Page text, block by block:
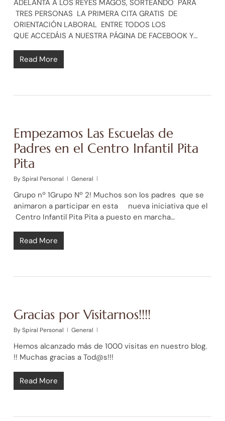
ADELANTA A LOS REYES MAGOS, SORTEANDO PARA
TRES PERSONAS LA PRIMERA CITA GRATIS DE
ORIENTACIÓN LABORAL ENTRE TODOS LOS
QUE ACCEDÁIS A NUESTRA PÁGINA DE FACEBOOK Y…
Read More
Empezamos Las Escuelas de
Padres en el Centro Infantil Pita
Pita
BySpiral Personal General
Grupo nº 1Grupo Nº 2! Muchos son los padres que se
animaron a participar en esta nueva iniciativa que el
Centro Infantil Pita Pita a puesto en marcha…
Read More
Gracias por Visitarnos!!!!
BySpiral Personal General
Hemos alcanzado más de 1000 visitas en nuestro blog.
!! Muchas gracias a Tod@s!!!
Read More